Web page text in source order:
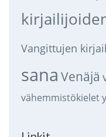
Vangittujen
sana Venäjä
vähemmistökielet